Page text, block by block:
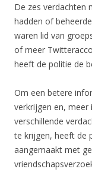
De zes verdachten
hadden of
waren lid van
of meer
heeft de politie de
Om een betere
verkrijgen en,
verschillende
te krijgen, heeft de
aangemaakt met